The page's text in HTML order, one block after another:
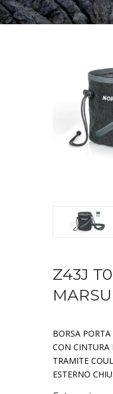
Z43J
BORSA
CON CINTURA
TRAMITE
ESTERNO